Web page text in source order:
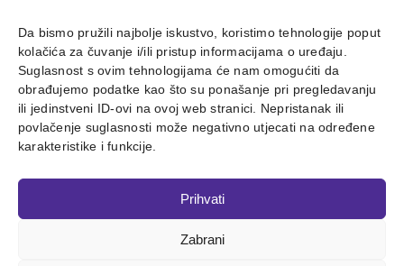
Da bismo pružili najbolje iskustvo, koristimo tehnologije poput
kolačića za čuvanje i/ili pristup informacijama o uređaju.
Suglasnost s ovim tehnologijama će nam omogućiti da
obrađujemo podatke kao što su ponašanje pri pregledavanju
ili jedinstveni ID-ovi na ovoj web stranici. Nepristanak ili
povlačenje suglasnosti može negativno utjecati na određene
karakteristike i funkcije.
Prihvati
Zabrani